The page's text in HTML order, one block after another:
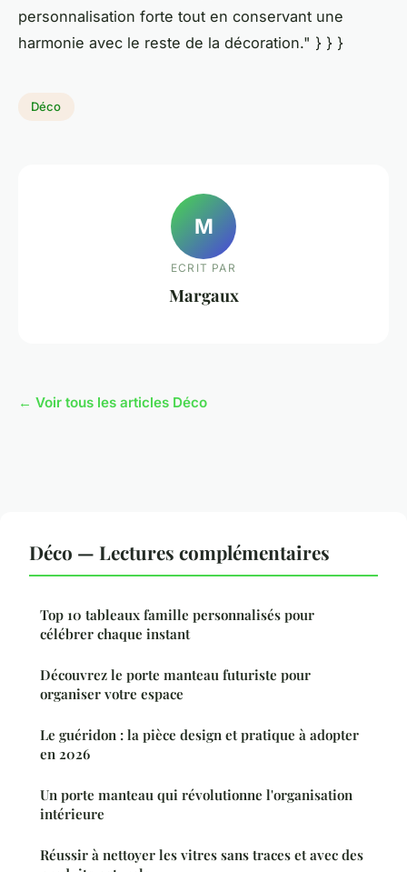
personnalisation forte tout en conservant une
harmonie avec le reste de la décoration." } } }
Déco
M
ECRIT PAR
Margaux
← Voir tous les articles Déco
Déco — Lectures complémentaires
Top 10 tableaux famille personnalisés pour
célébrer chaque instant
Découvrez le porte manteau futuriste pour
organiser votre espace
Le guéridon : la pièce design et pratique à adopter
en 2026
Un porte manteau qui révolutionne l'organisation
intérieure
Réussir à nettoyer les vitres sans traces et avec des